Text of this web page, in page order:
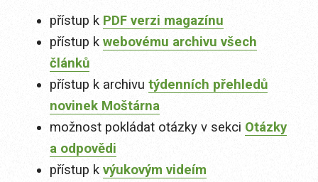
přístup k PDF verzi magazínu
přístup k webovému archivu všech
článků
přístup k archivu týdenních přehledů
novinek Moštárna
možnost pokládat otázky v sekci Otázky
a odpovědi
přístup k výukovým videím